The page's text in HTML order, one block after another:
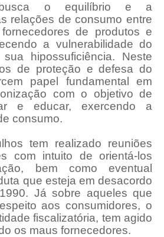
o equilíbrio e a
relações de consumo entre
de produtos e
a vulnerabilidade do
hipossuficiência. Neste
de proteção e defesa do
papel fundamental em
com o objetivo de
e educar, exercendo a
consumo.
tem realizado reuniões
com intuito de orientá-los
bem como eventual
que esteja em desacordo
Já sobre aqueles que
aos consumidores, o
fiscalizatória, tem agido
os maus fornecedores.